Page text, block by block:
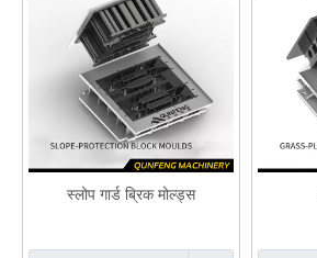
स्लोप गार्ड ब्रिक मोल्ड्स